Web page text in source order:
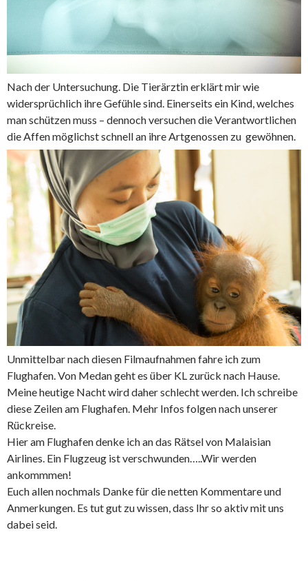
Nach der Untersuchung. Die Tierärztin erklärt mir wie
widersprüchlich ihre Gefühle sind. Einerseits ein Kind, welches
man schützen muss – dennoch versuchen die Verantwortlichen
die Affen möglichst schnell an ihre Artgenossen zu gewöhnen.
Unmittelbar nach diesen Filmaufnahmen fahre ich zum
Flughafen. Von Medan geht es über KL zurück nach Hause.
Meine heutige Nacht wird daher schlecht werden. Ich schreibe
diese Zeilen am Flughafen. Mehr Infos folgen nach unserer
Rückreise.
Hier am Flughafen denke ich an das Rätsel von Malaisian
Airlines. Ein Flugzeug ist verschwunden…..Wir werden
ankommmen!
Euch allen nochmals Danke für die netten Kommentare und
Anmerkungen. Es tut gut zu wissen, dass Ihr so aktiv mit uns
dabei seid.